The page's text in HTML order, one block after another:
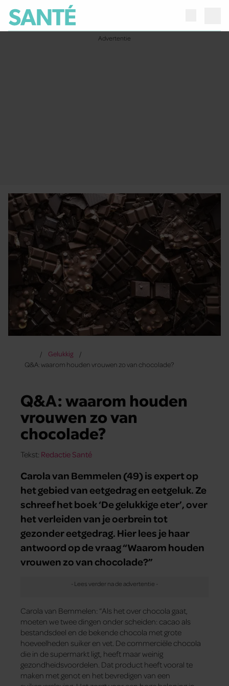
Gelukkig
Q&A: waarom houden vrouwen zo van chocolade?
Q&A: waarom houden
vrouwen zo van
chocolade?
Tekst: Redactie Santé
Carola van Bemmelen (49) is expert op
het gebied van eetgedrag en eetgeluk. Ze
schreef het boek ‘De gelukkige eter’, over
het verleiden van je oerbrein tot
gezonder eetgedrag. Hier lees je haar
antwoord op de vraag “Waarom houden
vrouwen zo van chocolade?”
Carola van Bemmelen: “Als het over chocola gaat,
moeten we twee dingen onder­ scheiden: cacao als
bestandsdeel en de bekende chocola met grote
hoeveelheden suiker en vet. De commerciële chocola
die in de supermarkt ligt, heeft maar weinig
gezondheidsvoordelen. Dat product heeft vooral te
maken met genot en het bevredigen van een